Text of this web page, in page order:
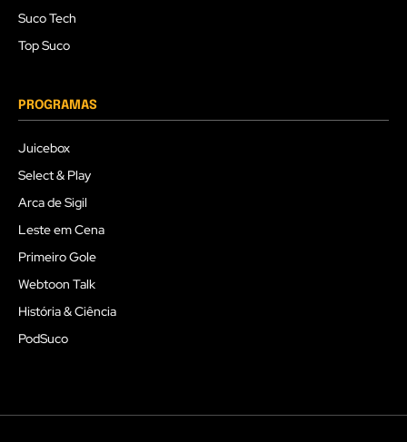
Suco Tech
Top Suco
PROGRAMAS
Juicebox
Select & Play
Arca de Sigil
Leste em Cena
Primeiro Gole
Webtoon Talk
História & Ciência
PodSuco